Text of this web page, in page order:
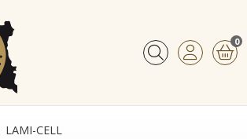
Buscar
0
LAMI-CELL